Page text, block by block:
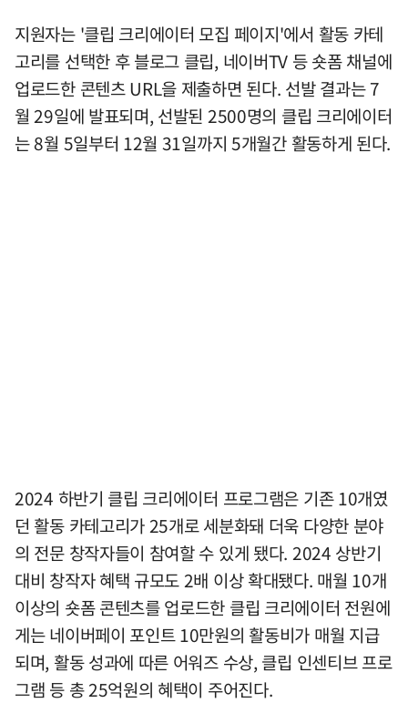
지원자는 '클립 크리에이터 모집 페이지'에서 활동 카테
고리를 선택한 후 블로그 클립, 네이버TV 등 숏폼 채널에
업로드한 콘텐츠 URL을 제출하면 된다. 선발 결과는 7
월 29일에 발표되며, 선발된 2500명의 클립 크리에이터
는 8월 5일부터 12월 31일까지 5개월간 활동하게 된다.
2024 하반기 클립 크리에이터 프로그램은 기존 10개였
던 활동 카테고리가 25개로 세분화돼 더욱 다양한 분야
의 전문 창작자들이 참여할 수 있게 됐다. 2024 상반기
대비 창작자 혜택 규모도 2배 이상 확대됐다. 매월 10개
이상의 숏폼 콘텐츠를 업로드한 클립 크리에이터 전원에
게는 네이버페이 포인트 10만원의 활동비가 매월 지급
되며, 활동 성과에 따른 어워즈 수상, 클립 인센티브 프로
그램 등 총 25억원의 혜택이 주어진다.